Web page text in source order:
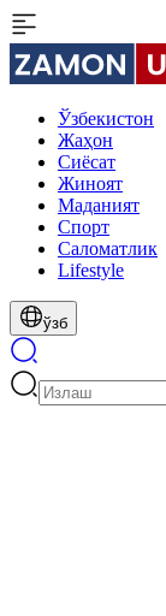
Ўзбекистон
Жаҳон
Сиёсат
Жиноят
Маданият
Спорт
Cаломатлик
Lifestyle
ўзб